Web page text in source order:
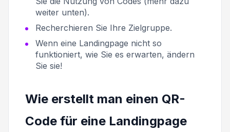
weiter unten).
Recherchieren Sie Ihre Zielgruppe.
Wenn eine Landingpage nicht so
funktioniert, wie Sie es erwarten, ändern
Sie sie!
Wie erstellt man einen QR-
Code für eine Landingpage